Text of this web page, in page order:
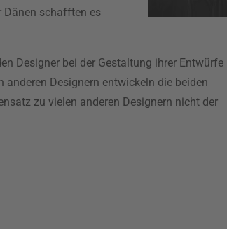
Dänen schafften es
Designer bei der Gestaltung ihrer Entwürfe
Designern entwickeln die beiden
zu vielen anderen Designern nicht der